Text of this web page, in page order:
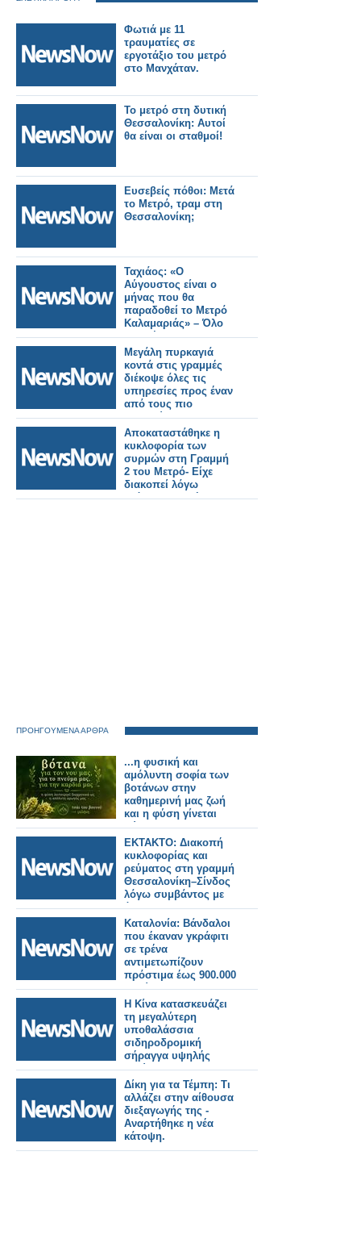
Φωτιά με 11
τραυματίες σε
εργοτάξιο του μετρό
στο Μανχάταν.
Το μετρό στη δυτική
Θεσσαλονίκη: Αυτοί
θα είναι οι σταθμοί!
Ευσεβείς πόθοι: Μετά
το Μετρό, τραμ στη
Θεσσαλονίκη;
Ταχιάος: «Ο
Αύγουστος είναι ο
μήνας που θα
παραδοθεί το Μετρό
Καλαμαριάς» – Όλο
το σχέδιο για τις
επεκτάσεις στη
δυτική Θεσσαλονίκη.
Μεγάλη πυρκαγιά
κοντά στις γραμμές
διέκοψε όλες τις
υπηρεσίες προς έναν
από τους πιο
πολυσύχναστους
σιδηροδρομικούς
σταθμούς του
Λονδίνου.
Αποκαταστάθηκε η
κυκλοφορία των
συρμών στη Γραμμή
2 του Μετρό- Είχε
διακοπεί λόγω
ατόμου στη σήραγγα.
ΠΡΟΗΓΟΥΜΕΝΑ ΑΡΘΡΑ
...η φυσική και
αμόλυντη σοφία των
βοτάνων στην
καθημερινή μας ζωή
και η φύση γίνεται
σύμμαχος του νου και
της ψυχής μας!
ΕΚΤΑΚΤΟ: Διακοπή
κυκλοφορίας και
ρεύματος στη γραμμή
Θεσσαλονίκη–Σίνδος
λόγω συμβάντος με
άτομο.
Καταλονία: Βάνδαλοι
που έκαναν γκράφιτι
σε τρένα
αντιμετωπίζουν
πρόστιμα έως 900.000
ευρώ!
Η Κίνα κατασκευάζει
τη μεγαλύτερη
υποθαλάσσια
σιδηροδρομική
σήραγγα υψηλής
ταχύτητας στον
κόσμο.
Δίκη για τα Τέμπη: Τι
αλλάζει στην αίθουσα
διεξαγωγής της -
Αναρτήθηκε η νέα
κάτοψη.